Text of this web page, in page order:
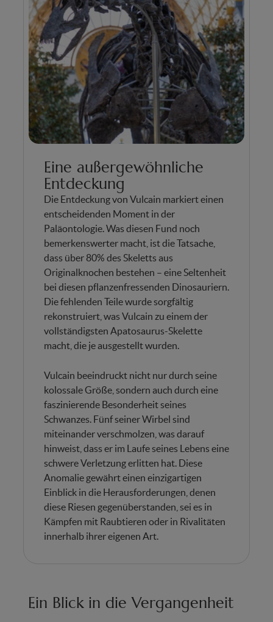
Eine außergewöhnliche
Entdeckung
Die Entdeckung von Vulcain markiert einen
entscheidenden Moment in der
Paläontologie. Was diesen Fund noch
bemerkenswerter macht, ist die Tatsache,
dass über 80% des Skeletts aus
Originalknochen bestehen – eine Seltenheit
bei diesen pflanzenfressenden Dinosauriern.
Die fehlenden Teile wurde sorgfältig
rekonstruiert, was Vulcain zu einem der
vollständigsten Apatosaurus-Skelette
macht, die je ausgestellt wurden.
Vulcain beeindruckt nicht nur durch seine
kolossale Größe, sondern auch durch eine
faszinierende Besonderheit seines
Schwanzes. Fünf seiner Wirbel sind
miteinander verschmolzen, was darauf
hinweist, dass er im Laufe seines Lebens eine
schwere Verletzung erlitten hat. Diese
Anomalie gewährt einen einzigartigen
Einblick in die Herausforderungen, denen
diese Riesen gegenüberstanden, sei es in
Kämpfen mit Raubtieren oder in Rivalitäten
innerhalb ihrer eigenen Art.
Ein Blick in die Vergangenheit